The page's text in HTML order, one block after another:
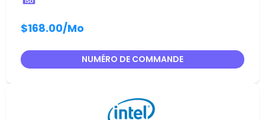
$168.00/Mo
NUMÉRO DE COMMANDE